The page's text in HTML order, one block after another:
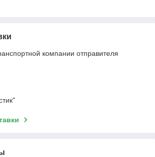
компании отправителя